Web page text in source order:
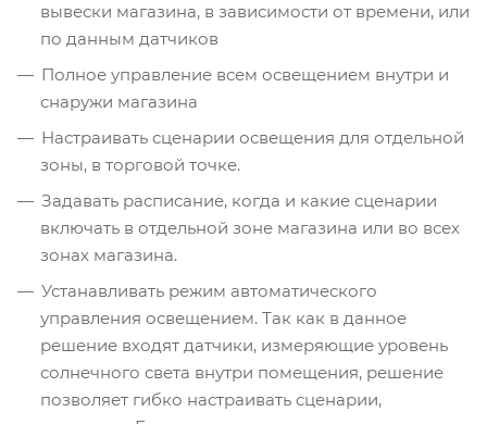
вывески магазина, в зависимости от времени, или
по данным датчиков
Полное управление всем освещением внутри и
снаружи магазина
Настраивать сценарии освещения для отдельной
зоны, в торговой точке.
Задавать расписание, когда и какие сценарии
включать в отдельной зоне магазина или во всех
зонах магазина.
Устанавливать режим автоматического
управления освещением. Так как в данное
решение входят датчики, измеряющие уровень
солнечного света внутри помещения, решение
позволяет гибко настраивать сценарии,